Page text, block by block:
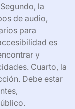
la
de audio,
para
es
y
Cuarto, la
Debe estar